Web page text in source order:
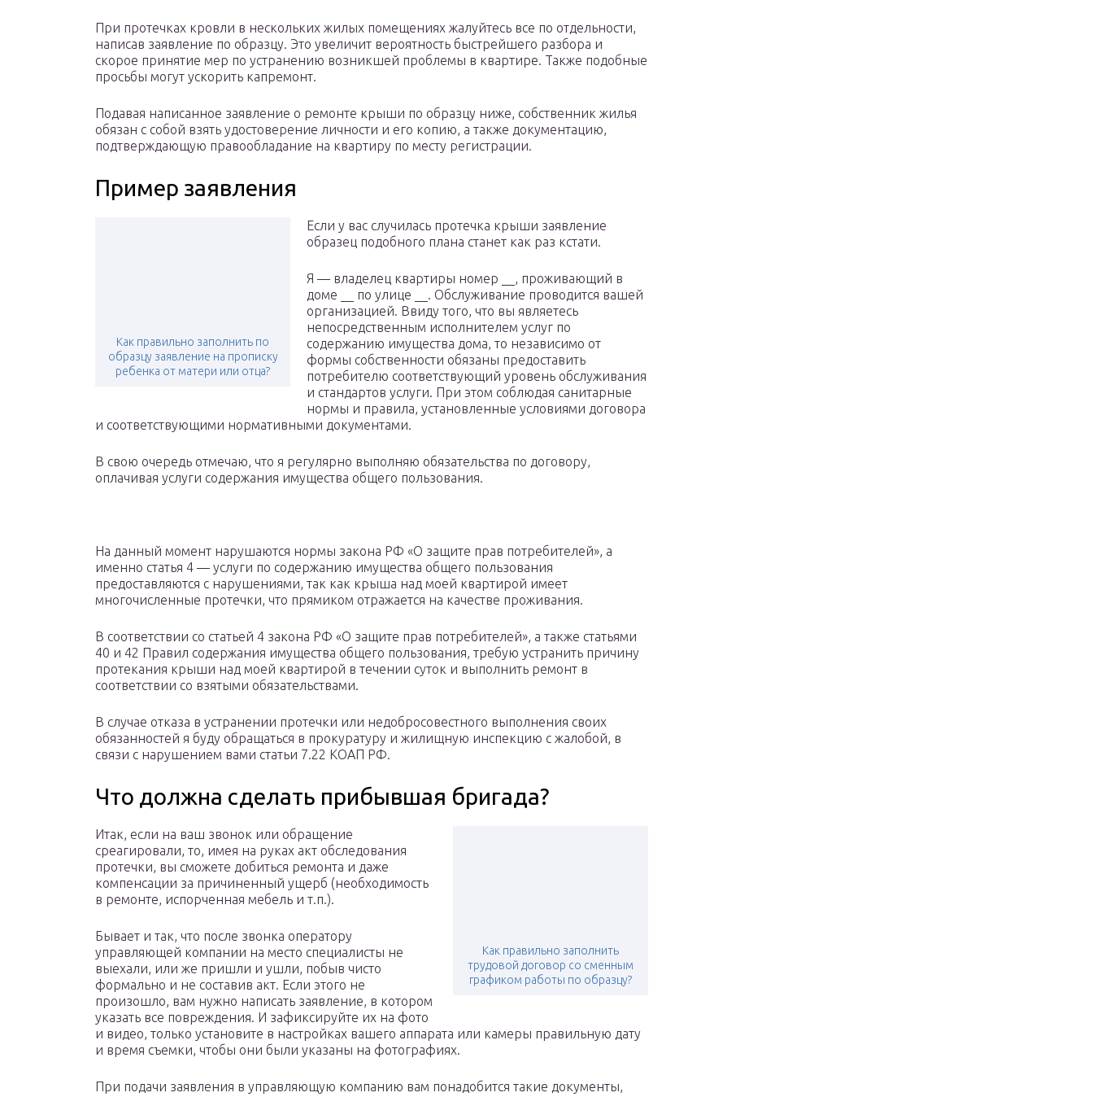
При протечках кровли в нескольких жилых помещениях жалуйтесь все по отдельности,
написав заявление по образцу. Это увеличит вероятность быстрейшего разбора и
скорое принятие мер по устранению возникшей проблемы в квартире. Также подобные
просьбы могут ускорить капремонт.
Подавая написанное заявление о ремонте крыши по образцу ниже, собственник жилья
обязан с собой взять удостоверение личности и его копию, а также документацию,
подтверждающую правообладание на квартиру по месту регистрации.
Пример заявления
Как правильно заполнить по
образцу заявление на прописку
ребенка от матери или отца?
Если у вас случилась протечка крыши заявление
образец подобного плана станет как раз кстати.
Я — владелец квартиры номер __, проживающий в
доме __ по улице __. Обслуживание проводится вашей
организацией. Ввиду того, что вы являетесь
непосредственным исполнителем услуг по
содержанию имущества дома, то независимо от
формы собственности обязаны предоставить
потребителю соответствующий уровень обслуживания
и стандартов услуги. При этом соблюдая санитарные
нормы и правила, установленные условиями договора
и соответствующими нормативными документами.
В свою очередь отмечаю, что я регулярно выполняю обязательства по договору,
оплачивая услуги содержания имущества общего пользования.
На данный момент нарушаются нормы закона РФ «О защите прав потребителей», а
именно статья 4 — услуги по содержанию имущества общего пользования
предоставляются с нарушениями, так как крыша над моей квартирой имеет
многочисленные протечки, что прямиком отражается на качестве проживания.
В соответствии со статьей 4 закона РФ «О защите прав потребителей», а также статьями
40 и 42 Правил содержания имущества общего пользования, требую устранить причину
протекания крыши над моей квартирой в течении суток и выполнить ремонт в
соответствии со взятыми обязательствами.
В случае отказа в устранении протечки или недобросовестного выполнения своих
обязанностей я буду обращаться в прокуратуру и жилищную инспекцию с жалобой, в
связи с нарушением вами статьи 7.22 КОАП РФ.
Что должна сделать прибывшая бригада?
Как правильно заполнить
трудовой договор со сменным
графиком работы по образцу?
Итак, если на ваш звонок или обращение
среагировали, то, имея на руках акт обследования
протечки, вы сможете добиться ремонта и даже
компенсации за причиненный ущерб (необходимость
в ремонте, испорченная мебель и т.п.).
Бывает и так, что после звонка оператору
управляющей компании на место специалисты не
выехали, или же пришли и ушли, побыв чисто
формально и не составив акт. Если этого не
произошло, вам нужно написать заявление, в котором
указать все повреждения. И зафиксируйте их на фото
и видео, только установите в настройках вашего аппарата или камеры правильную дату
и время съемки, чтобы они были указаны на фотографиях.
При подачи заявления в управляющую компанию вам понадобится такие документы,